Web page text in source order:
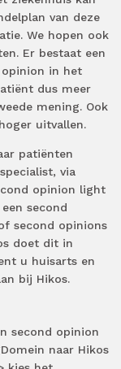
van deze
We hopen ook
Er bestaat een
opinion in het
dus meer
mening. Ook
uitvallen.
patiënten
via
opinion light
second
second opinions
doet dit in
u huisarts en
bij Hikos.
second opinion
naar Hikos